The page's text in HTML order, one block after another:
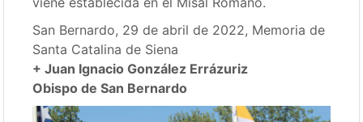
San Bernardo, 29 de abril de 2022, Memoria de
Santa Catalina de Siena
+ Juan Ignacio González Errázuriz
Obispo de San Bernardo